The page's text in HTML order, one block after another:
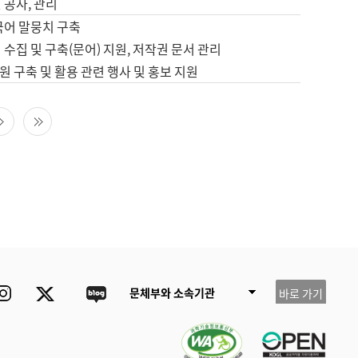
말뭉치 구축
집 및 구축(문어) 지원, 저작권 문서 관리
구축 및 활용 관련 행사 및 홍보 지원
다음 페이지마지막 페이지
Instagram Twitter 문체부와 소속기관 바로 가기